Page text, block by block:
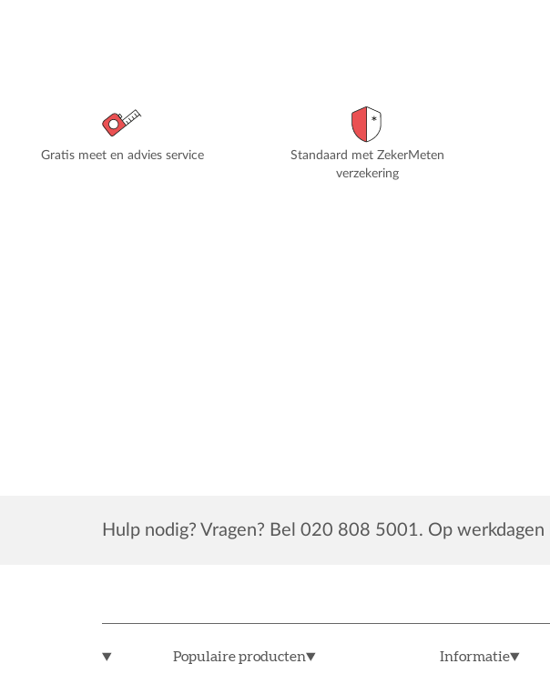
Gratis meet en advies service
Standaard met ZekerMeten
verzekering
Hulp nodig? Vragen? Bel 020 808 5001. Op
Populaire producten Informatie